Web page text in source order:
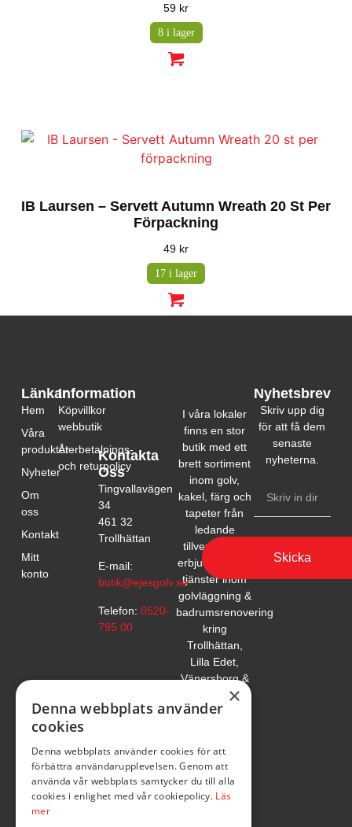
59 kr
8 i lager
IB Laursen – Servett Autumn Wreath 20 St Per
Förpackning
49 kr
17 i lager
I våra lokaler
finns en stor
butik med ett
brett sortiment
inom golv,
kakel, färg och
tapeter från
ledande
tillverkare. Vi
erbjuder också
tjänster inom
golvläggning &
badrumsrenovering
kring
Trollhättan,
Lilla Edet,
Vänersborg &
Uddevalla.
Information
Köpvillkor
webbutik
Återbetalnings-
och returpolicy
Länkar
Hem
Våra
produkter
Nyheter
Om
oss
Kontakt
Mitt
konto
Kontakta
Oss
Tingvallavägen
34
461 32
Trollhättan
E-mail:
butik@ejesgolv.se
Telefon: 0520-
795 00
Nyhetsbrev
Skriv upp dig
för att få dem
senaste
nyheterna.
Skicka
×
Denna webbplats använder
cookies
Denna webbplats använder cookies för att
förbättra användarupplevelsen. Genom att
använda vår webbplats samtycker du till alla
cookies i enlighet med vår cookiepolicy. Läs
mer